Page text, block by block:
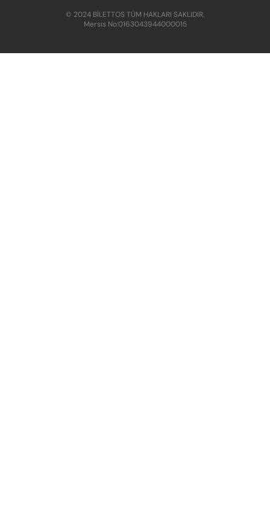
© 2024 BİLETTOS TÜM HAKLARI SAKLIDIR.
Mersis No:0163043944000015